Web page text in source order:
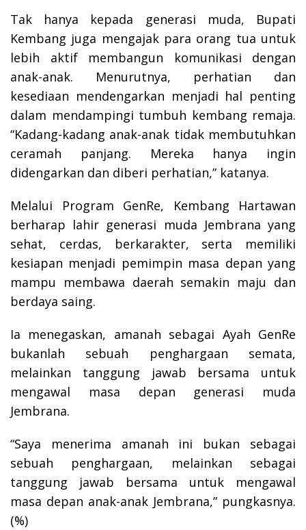
Tak hanya kepada generasi muda, Bupati
Kembang juga mengajak para orang tua untuk
lebih aktif membangun komunikasi dengan
anak-anak. Menurutnya, perhatian dan
kesediaan mendengarkan menjadi hal penting
dalam mendampingi tumbuh kembang remaja.
“Kadang-kadang anak-anak tidak membutuhkan
ceramah panjang. Mereka hanya ingin
didengarkan dan diberi perhatian,” katanya.
Melalui Program GenRe, Kembang Hartawan
berharap lahir generasi muda Jembrana yang
sehat, cerdas, berkarakter, serta memiliki
kesiapan menjadi pemimpin masa depan yang
mampu membawa daerah semakin maju dan
berdaya saing.
Ia menegaskan, amanah sebagai Ayah GenRe
bukanlah sebuah penghargaan semata,
melainkan tanggung jawab bersama untuk
mengawal masa depan generasi muda
Jembrana.
“Saya menerima amanah ini bukan sebagai
sebuah penghargaan, melainkan sebagai
tanggung jawab bersama untuk mengawal
masa depan anak-anak Jembrana,” pungkasnya.
(%)